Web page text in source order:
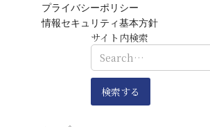
プライバシーポリシー
情報セキュリティ基本方針
サイト内検索